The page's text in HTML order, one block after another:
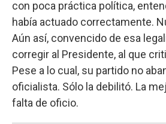
con poca práctica política,
había actuado correctamente.
Aún así, convencido de esa
corregir al Presidente, al que
Pese a lo cual, su partido no
oficialista. Sólo la debilitó. La
falta de oficio.